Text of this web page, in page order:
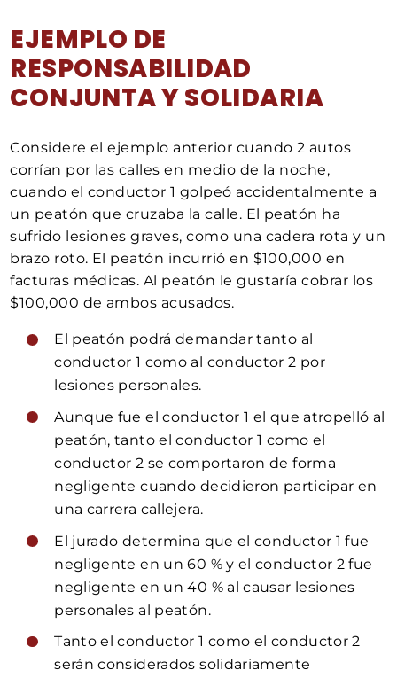
EJEMPLO DE
RESPONSABILIDAD
CONJUNTA Y SOLIDARIA
Considere el ejemplo anterior cuando 2 autos
corrían por las calles en medio de la noche,
cuando el conductor 1 golpeó accidentalmente a
un peatón que cruzaba la calle. El peatón ha
sufrido lesiones graves, como una cadera rota y un
brazo roto. El peatón incurrió en $100,000 en
facturas médicas. Al peatón le gustaría cobrar los
$100,000 de ambos acusados.
El peatón podrá demandar tanto al
conductor 1 como al conductor 2 por
lesiones personales.
Aunque fue el conductor 1 el que atropelló al
peatón, tanto el conductor 1 como el
conductor 2 se comportaron de forma
negligente cuando decidieron participar en
una carrera callejera.
El jurado determina que el conductor 1 fue
negligente en un 60 % y el conductor 2 fue
negligente en un 40 % al causar lesiones
personales al peatón.
Tanto el conductor 1 como el conductor 2
serán considerados solidariamente